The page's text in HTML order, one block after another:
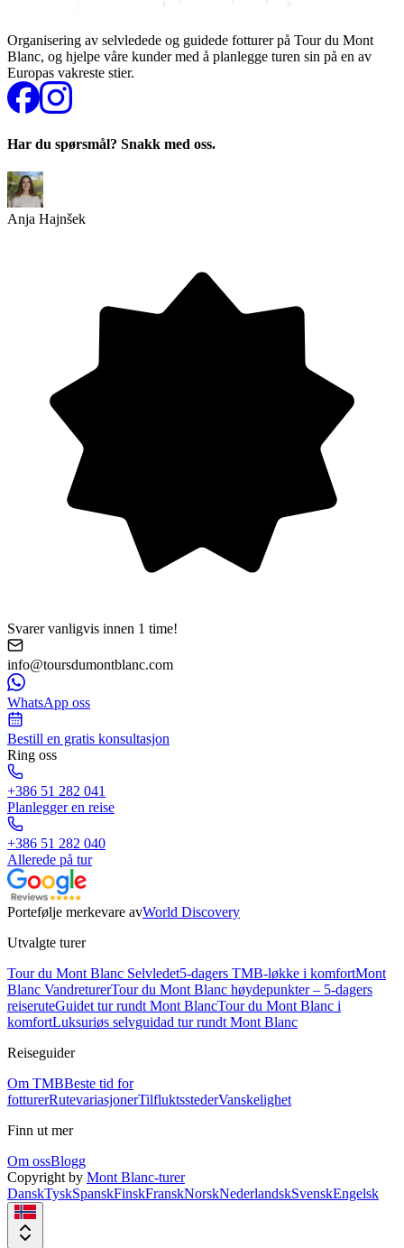
Organisering av selvledede og guidede fotturer på Tour du Mont
Blanc, og hjelpe våre kunder med å planlegge turen sin på en av
Europas vakreste stier.
Har du spørsmål? Snakk med oss.
Anja Hajnšek
Svarer vanligvis innen 1 time!
info@toursdumontblanc.com
WhatsApp oss
Bestill en gratis konsultasjon
Ring oss
+386 51 282 041
Planlegger en reise
+386 51 282 040
Allerede på tur
Portefølje merkevare avWorld Discovery
Utvalgte turer
Tour du Mont Blanc Selvledet5-dagers TMB-løkke i komfortMont
Blanc VandreturerTour du Mont Blanc høydepunkter – 5-dagers
reiseruteGuidet tur rundt Mont BlancTour du Mont Blanc i
komfortLuksuriøs selvguidad tur rundt Mont Blanc
Reiseguider
Om TMBBeste tid for
fotturerRutevariasjonerTilfluktsstederVanskelighet
Finn ut mer
Om ossBlogg
Copyright by Mont Blanc-turer
DanskTyskSpanskFinskFranskNorskNederlandskSvenskEngelsk